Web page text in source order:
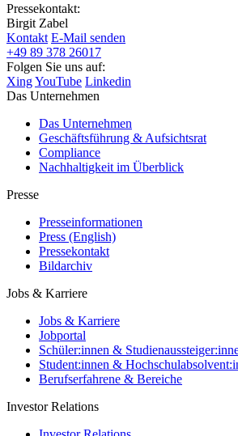
Pressekontakt:
Birgit Zabel
Kontakt E-Mail senden
+49 89 378 26017
Folgen Sie uns auf:
XingYouTube Linkedin
Das Unternehmen
Das Unternehmen
Geschäftsführung & Aufsichtsrat
Compliance
Nachhaltigkeit im Überblick
Presse
Presseinformationen
Press (English)
Pressekontakt
Bildarchiv
Jobs & Karriere
Jobs & Karriere
Jobportal
Schüler:innen &
Student:innen &
Berufserfahrene & Bereiche
Investor Relations